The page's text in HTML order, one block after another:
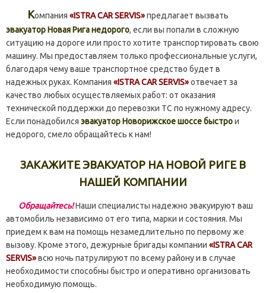
Компания «ISTRA CAR SERVIS»предлагает вызвать
эвакуатор Новая Рига недорого, если вы попали в сложную
ситуацию на дороге или просто хотите транспортировать свою
машину. Мы предоставляем только профессиональные услуги,
благодаря чему ваше транспортное средство будет в
надежных руках. Компания «ISTRA CAR SERVIS»отвечает за
качество любых осуществляемых работ: от оказания
технической поддержки до перевозки ТС по нужному адресу.
Если понадобился эвакуатор Новорижское шоссе быстрои
недорого, смело обращайтесь к нам!
ЗАКАЖИТЕ ЭВАКУАТОР НА НОВОЙ РИГЕ В
НАШЕЙ КОМПАНИИ
Обращайтесь!Наши специалисты надежно эвакуируют ваш
автомобиль независимо от его типа, марки и состояния. Мы
приедем к вам на помощь незамедлительно по первому же
вызову. Кроме этого, дежурные бригады компании «ISTRA CAR
SERVIS»всю ночь патрулируют по всему району и в случае
необходимости способны быстро и оперативно организовать
необходимую помощь.